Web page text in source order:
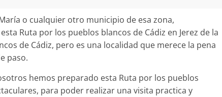
o cualquier otro municipio de esa zona,
Ruta por los pueblos blancos de Cádiz en Jerez de la
de Cádiz, pero es una localidad que merece la pena
paso.
hemos preparado esta Ruta por los pueblos
para poder realizar una visita practica y